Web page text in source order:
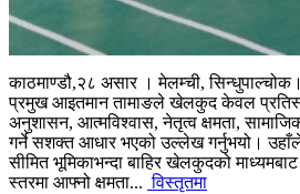
काठमाण्डौ,२८ असार । मेलम्ची,
प्रमुख आइतमान तामाङले खेलकुद केवल
अनुशासन, आत्मविश्वास, नेतृत्व क्षमता,
गर्ने सशक्त आधार भएको उल्लेख गर्नुभयो। उहाँले
सीमित भूमिकाभन्दा बाहिर खेलकुदको माध्यमबाट
स्तरमा आफ्नो क्षमता... विस्तृतमा